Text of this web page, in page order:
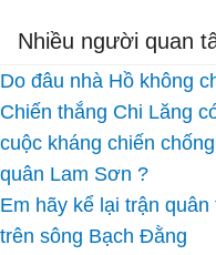
Nhiều người quan
Do đâu nhà Hồ không
Chiến thắng Chi Lăng
cuộc kháng chiến
quân Lam Sơn ?
Em hãy kể lại trận
trên sông Bạch Đằng